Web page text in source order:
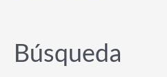
Búsqueda